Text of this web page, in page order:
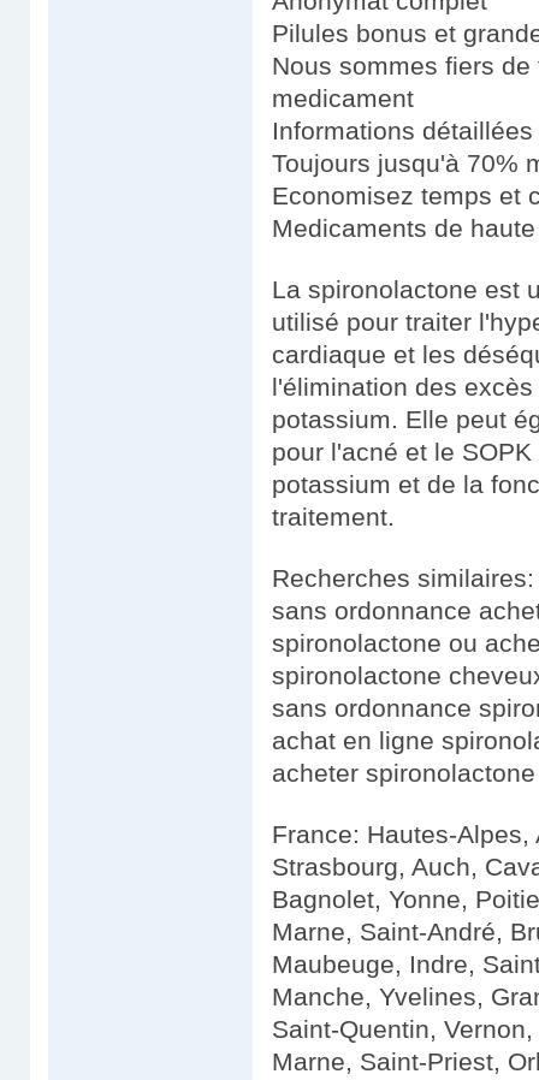
Pilules bonus et
Nous sommes fiers
medicament
Informations
Toujours jusqu'à 70%
Economisez temps et
Medicaments de
La spironolactone est
utilisé pour traiter
cardiaque et les
l'élimination des
potassium. Elle peut
pour l'acné et le
potassium et de la
traitement.
Recherches
sans ordonnance
spironolactone ou
spironolactone
sans ordonnance
achat en ligne
acheter spironolactone
France: Hautes-
Strasbourg, Auch,
Bagnolet, Yonne,
Marne, Saint-André,
Maubeuge, Indre,
Manche, Yvelines,
Saint-Quentin,
Marne, Saint-Priest,